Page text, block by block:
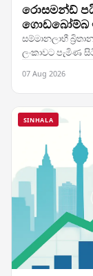
රොසමන්ඩ්
ගොඩබෝම්බ
සම්මානලාභී
ලංකාවට පැමිණ
07 Aug 2026
SINHALA